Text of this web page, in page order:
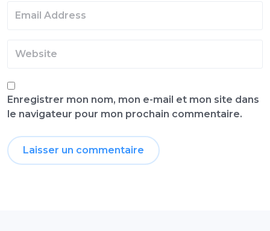
Enregistrer mon nom, mon e-mail et mon site dans
le navigateur pour mon prochain commentaire.